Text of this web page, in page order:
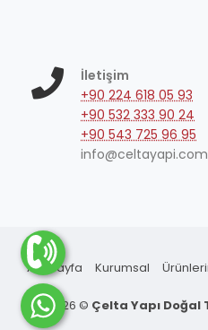
İletişim
+90 224 618 05 93
+90 532 333 90 24
+90 543 725 96 95
info@celtayapi.com
Anasayfa Kurumsal
2026 © Çelta Yapı Doğal